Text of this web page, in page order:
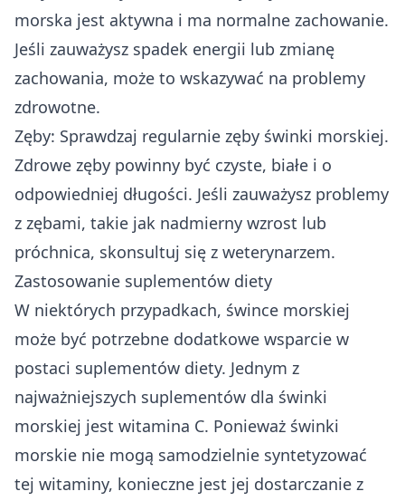
morska jest aktywna i ma normalne zachowanie.
Jeśli zauważysz spadek energii lub zmianę
zachowania, może to wskazywać na problemy
zdrowotne.
Zęby: Sprawdzaj regularnie zęby świnki morskiej.
Zdrowe zęby powinny być czyste, białe i o
odpowiedniej długości. Jeśli zauważysz problemy
z zębami, takie jak nadmierny wzrost lub
próchnica, skonsultuj się z weterynarzem.
Zastosowanie suplementów diety
W niektórych przypadkach, śwince morskiej
może być potrzebne dodatkowe wsparcie w
postaci suplementów diety. Jednym z
najważniejszych suplementów dla świnki
morskiej jest witamina C. Ponieważ świnki
morskie nie mogą samodzielnie syntetyzować
tej witaminy, konieczne jest jej dostarczanie z